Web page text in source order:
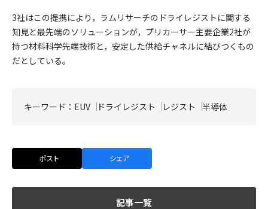
3社はこの提携により，ラムリサーチのドライレジストに関する
知見と最先端のソリューションが，プリカーサー主要企業2社が
持つ材料科学先端技術と，安定した供給チャネルに結びつくもの
だとしている。
キーワード： EUV ドライレジスト レジスト 半導体
ポスト シェア
記事一覧